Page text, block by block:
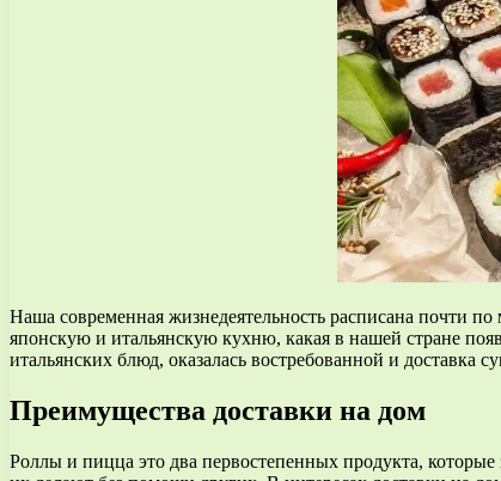
Наша современная жизнедеятельность расписана почти
японскую и итальянскую кухню, какая в нашей стране
итальянских блюд, оказалась востребованной и доставка
Преимущества доставки на дом
Роллы и пицца это два первостепенных продукта,